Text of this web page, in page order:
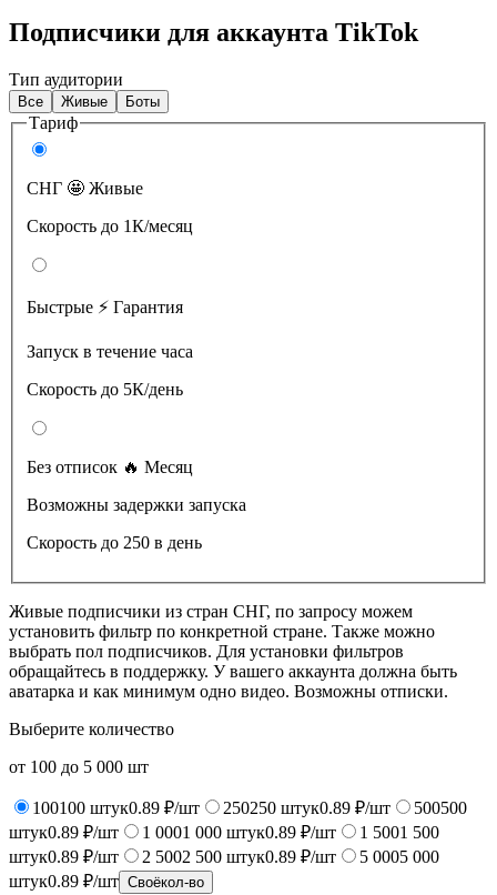
Подписчики для аккаунта TikTok
Тип аудитории
Все Живые Боты
Тариф
СНГ 🤩 Живые
Скорость до 1К/месяц
Быстрые ⚡️ Гарантия
Запуск в течение часа
Скорость до 5К/день
Без отписок 🔥 Месяц
Возможны задержки запуска
Скорость до 250 в день
Живые подписчики из стран СНГ, по запросу можем
установить фильтр по конкретной стране. Также можно
выбрать пол подписчиков. Для установки фильтров
обращайтесь в поддержку. У вашего аккаунта должна быть
аватарка и как минимум одно видео. Возможны отписки.
Выберите количество
от 100 до 5 000 шт
100100 штук0.89 ₽/шт 250250 штук0.89 ₽/шт 500500
штук0.89 ₽/шт 1 0001 000 штук0.89 ₽/шт 1 5001 500
штук0.89 ₽/шт 2 5002 500 штук0.89 ₽/шт 5 0005 000
штук0.89 ₽/шт Своёкол-во